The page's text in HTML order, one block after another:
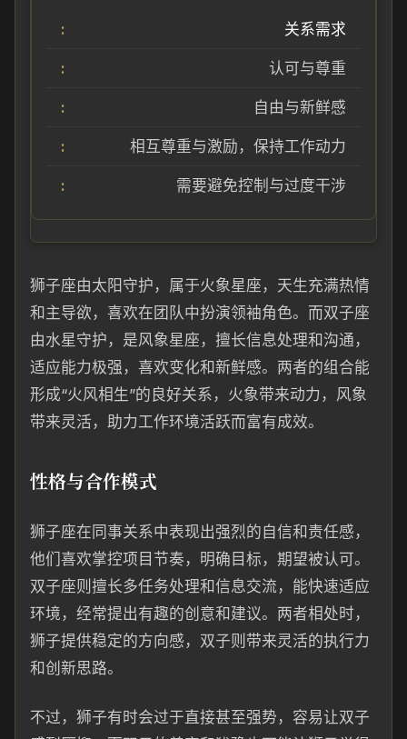
关系需求
认可与尊重
自由与新鲜感
相互尊重与激励，保持工作动力
需要避免控制与过度干涉
狮子座由太阳守护，属于火象星座，天生充满热情
和主导欲，喜欢在团队中扮演领袖角色。而双子座
由水星守护，是风象星座，擅长信息处理和沟通，
适应能力极强，喜欢变化和新鲜感。两者的组合能
形成“火风相生”的良好关系，火象带来动力，风象
带来灵活，助力工作环境活跃而富有成效。
性格与合作模式
狮子座在同事关系中表现出强烈的自信和责任感，
他们喜欢掌控项目节奏，明确目标，期望被认可。
双子座则擅长多任务处理和信息交流，能快速适应
环境，经常提出有趣的创意和建议。两者相处时，
狮子提供稳定的方向感，双子则带来灵活的执行力
和创新思路。
不过，狮子有时会过于直接甚至强势，容易让双子